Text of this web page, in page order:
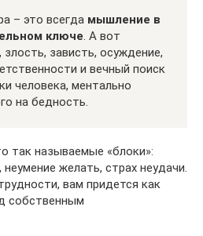
– это всегда мышление в
ключе. А вот
зависть, осуждение,
и вечный поиск
человека, ментально
на бедность.
так называемые «блоки»:
желать, страх неудачи.
вам придется как
собственным